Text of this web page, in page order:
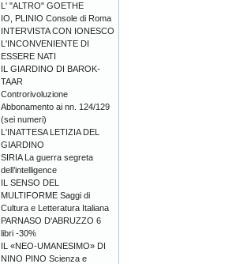
L' "ALTRO" GOETHE
IO, PLINIO Console di Roma
INTERVISTA CON IONESCO
L'INCONVENIENTE DI
ESSERE NATI
IL GIARDINO DI BAROK-
TAAR
Controrivoluzione
Abbonamento ai nn. 124/129
(sei numeri)
L'INATTESA LETIZIA DEL
GIARDINO
SIRIA La guerra segreta
dell’intelligence
IL SENSO DEL
MULTIFORME Saggi di
Cultura e Letteratura Italiana
PARNASO D'ABRUZZO 6
libri -30%
IL «NEO-UMANESIMO» DI
NINO PINO Scienza e